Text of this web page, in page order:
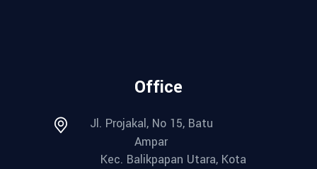
Office
Jl. Projakal, No 15, Batu
Ampar
Kec. Balikpapan Utara, Kota